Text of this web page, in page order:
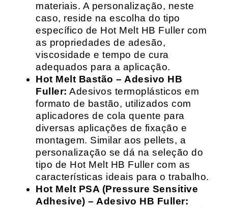
materiais. A personalização, neste
caso, reside na escolha do tipo
específico de Hot Melt HB Fuller com
as propriedades de adesão,
viscosidade e tempo de cura
adequados para a aplicação.
Hot Melt Bastão – Adesivo HB
Fuller: Adesivos termoplásticos em
formato de bastão, utilizados com
aplicadores de cola quente para
diversas aplicações de fixação e
montagem. Similar aos pellets, a
personalização se dá na seleção do
tipo de Hot Melt HB Fuller com as
características ideais para o trabalho.
Hot Melt PSA (Pressure Sensitive
Adhesive) – Adesivo HB Fuller: